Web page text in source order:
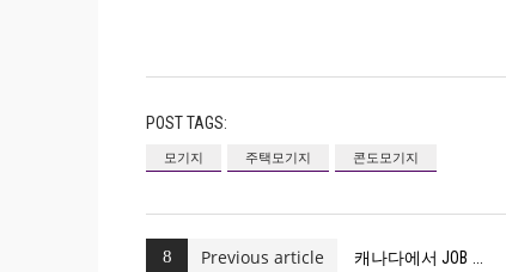
POST TAGS:
모기지 주택모기지 콘도모기지
Previous article 캐나다에서 JOB